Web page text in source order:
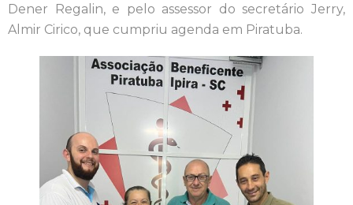
Dener Regalin, e pelo assessor do secretário Jerry,
Almir Cirico, que cumpriu agenda em Piratuba.